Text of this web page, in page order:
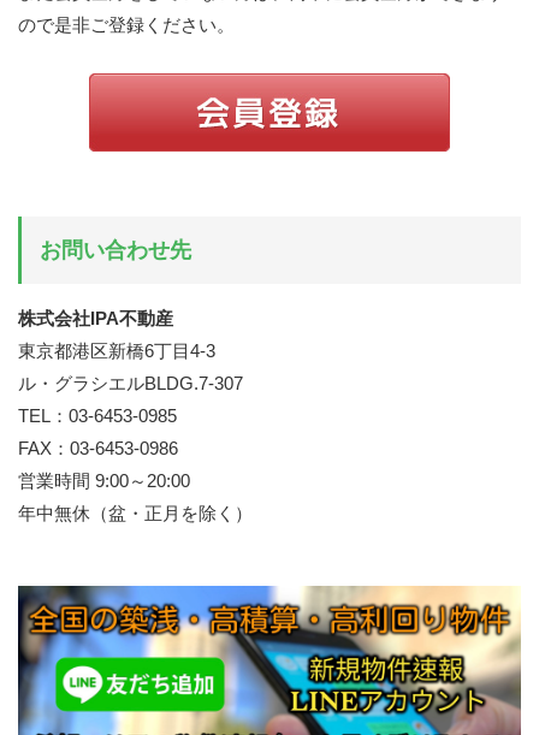
ので是非ご登録ください。
お問い合わせ先
株式会社IPA不動産
東京都港区新橋6丁目4-3
ル・グラシエルBLDG.7-307
TEL：03-6453-0985
FAX：03-6453-0986
営業時間 9:00～20:00
年中無休（盆・正月を除く）